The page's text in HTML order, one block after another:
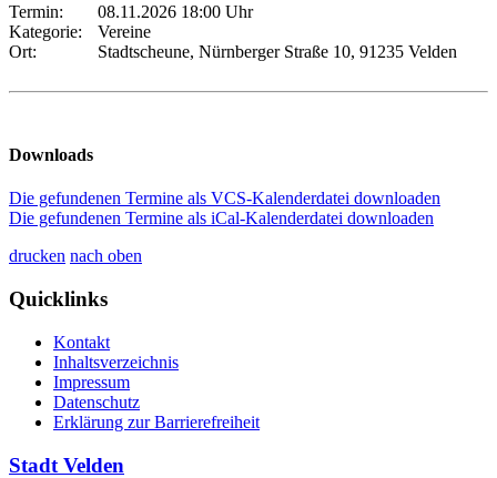
Termin:
08.11.2026 18:00 Uhr
Kategorie:
Vereine
Ort:
Stadtscheune, Nürnberger Straße 10, 91235 Velden
Downloads
Die gefundenen Termine als VCS-Kalenderdatei downloaden
Die gefundenen Termine als iCal-Kalenderdatei downloaden
drucken nach oben
Quicklinks
Kontakt
Inhaltsverzeichnis
Impressum
Datenschutz
Erklärung zur Barrierefreiheit
Stadt Velden